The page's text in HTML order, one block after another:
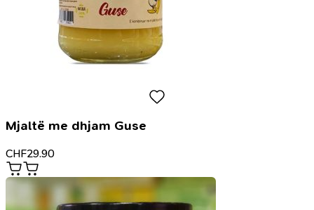
Mjaltë me dhjam Guse
CHF29.90